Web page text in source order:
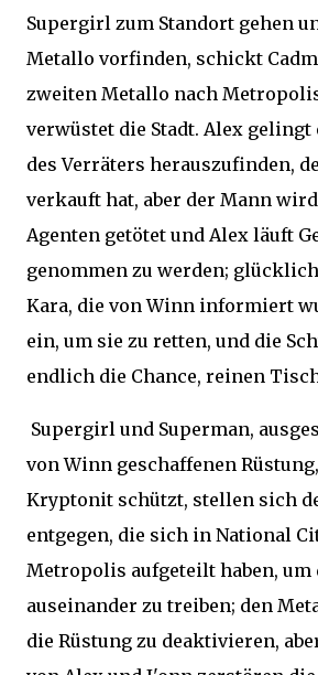
Supergirl zum Standort gehen
Metallo vorfinden, schickt
zweiten Metallo nach
verwüstet die Stadt. Alex gelingt
des Verräters herauszufinden,
verkauft hat, aber der Mann
Agenten getötet und Alex läuft
genommen zu werden;
Kara, die von Winn informiert
ein, um sie zu retten, und die
endlich die Chance, reinen
Supergirl und Superman,
von Winn geschaffenen
Kryptonit schützt, stellen sich
entgegen, die sich in National
Metropolis aufgeteilt haben, um
auseinander zu treiben; den
die Rüstung zu deaktivieren,